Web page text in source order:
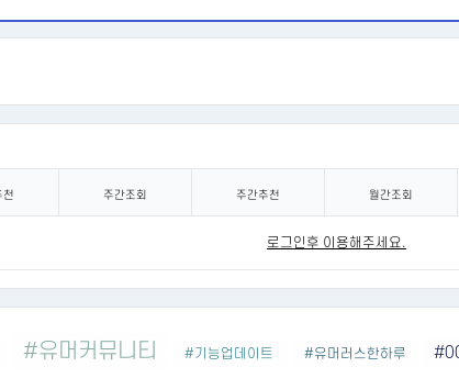
천 주간조회 주간추천 월간조회
로그인후 이용해주세요.
#유머커뮤니티 #기능업데이트 #유머러스한하루